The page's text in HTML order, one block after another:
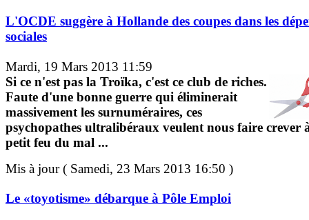
L'OCDE suggère à Hollande des coupes dans les
sociales
Mardi, 19 Mars 2013 11:59
Si ce n'est pas la Troïka, c'est ce club de riches.
Faute d'une bonne guerre qui éliminerait
massivement les surnuméraires, ces
psychopathes ultralibéraux veulent nous faire crever
petit feu du mal ...
Mis à jour ( Samedi, 23 Mars 2013 16:50 )
Le «toyotisme» débarque à Pôle Emploi